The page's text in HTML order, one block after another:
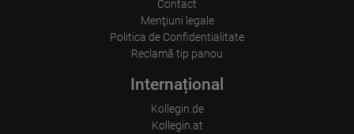
Contact
Menţiuni legale
Politica de Confidentialitate
Reclamă tip panou
Internațional
Kollegin.de
Kollegin.at